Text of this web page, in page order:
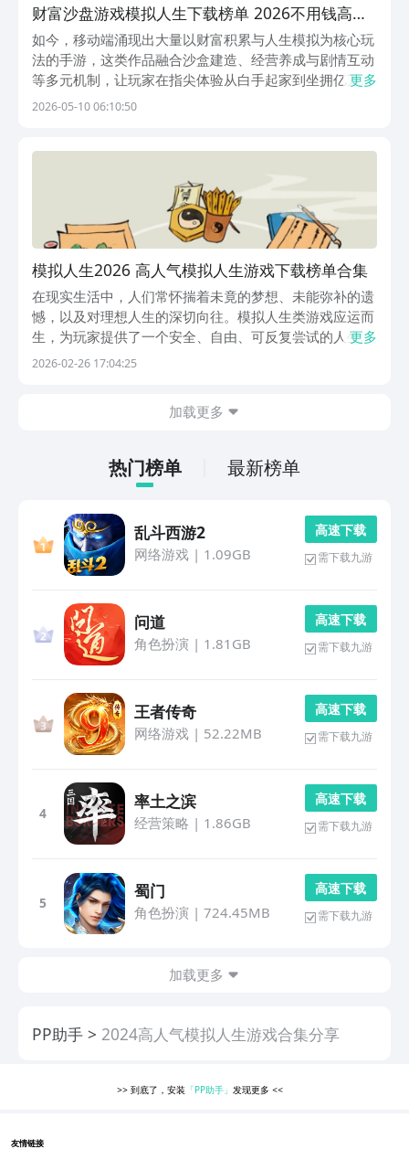
财富沙盘游戏模拟人生下载榜单 2026不用钱高人
气模拟人生类游戏介绍
如今，移动端涌现出大量以财富积累与人生模拟为核心玩
法的手游，这类作品融合沙盒建造、经营养成与剧情互动
等多元机制，让玩家在指尖体验从白手起家到坐拥亿万家
产的全过程。本文精选10款高自由度、强代入感的人生模
更多
2026-05-10 06:10:50
模拟人生2026 高人气模拟人生游戏下载榜单合集
在现实生活中，人们常怀揣着未竟的梦想、未能弥补的遗
憾，以及对理想人生的深切向往。模拟人生类游戏应运而
生，为玩家提供了一个安全、自由、可反复尝试的人生实
验场——在这里，你可以重设起点、重选路径、重写结
更多
2026-02-26 17:04:25
加载更多
热门榜单 最新榜单
乱斗西游2
网络游戏| 1.09GB
高 速 下 载
需下载九游
问道
角色扮演 | 1.81GB
高 速 下 载
需下载九游
王者传奇
网络游戏| 52.22MB
高 速 下 载
需下载九游
4
率土之滨
经营策略 | 1.86GB
高 速 下 载
需下载九游
5
蜀门
角色扮演 | 724.45MB
高 速 下 载
需下载九游
加载更多
PP助手 2024高人气模拟人生游戏合集分享
>> 到底了，安装 「PP助手」发现更多<<
友情链接